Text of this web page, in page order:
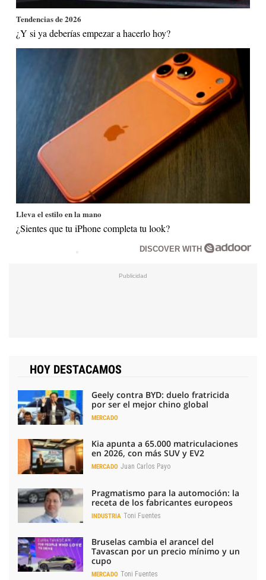
Tendencias de 2026
¿Y si ya deberías empezar a hacerlo hoy?
Lleva el estilo en la mano
¿Sientes que tu iPhone completa tu look?
DISCOVER WITH
HOY DESTACAMOS
Geely contra BYD: duelo fratricida
por ser el mejor chino global
MERCADO
Kia apunta a 65.000 matriculaciones
en 2026, con más SUV y EV2
MERCADO Juan Carlos Payo
Pragmatismo para la automoción: la
receta de los fabricantes europeos
INDUSTRIA Toni Fuentes
Bruselas cambia el arancel del
Tavascan por un precio mínimo y un
cupo
MERCADO Toni Fuentes